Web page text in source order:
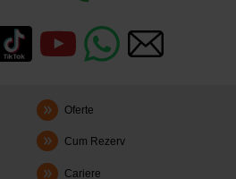
Oferte
Cum Rezerv
Cariere